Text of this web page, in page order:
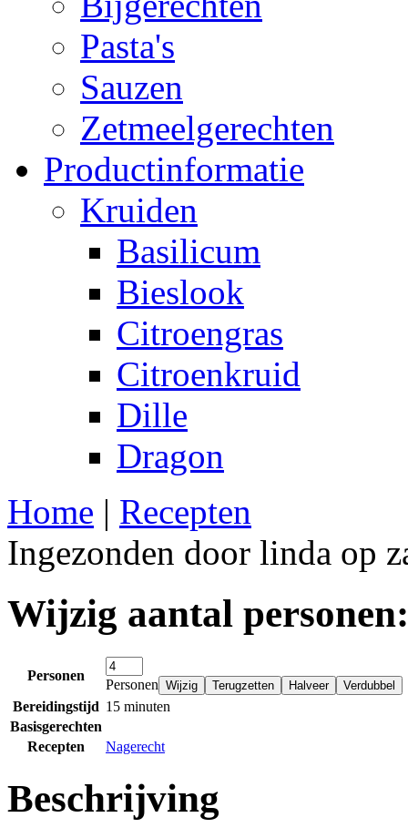
Pasta's
Sauzen
Zetmeelgerechten
Productinformatie
Kruiden
Basilicum
Bieslook
Citroengras
Citroenkruid
Dille
Dragon
Home | Recepten
Ingezonden door linda op
Wijzig aantal personen:
Personen
Personen
Bereidingstijd 15 minuten
Basisgerechten
Recepten
Nagerecht
Beschrijving